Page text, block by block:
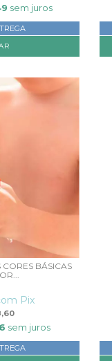
sem juros
BÁSICAS
Pix
sem juros